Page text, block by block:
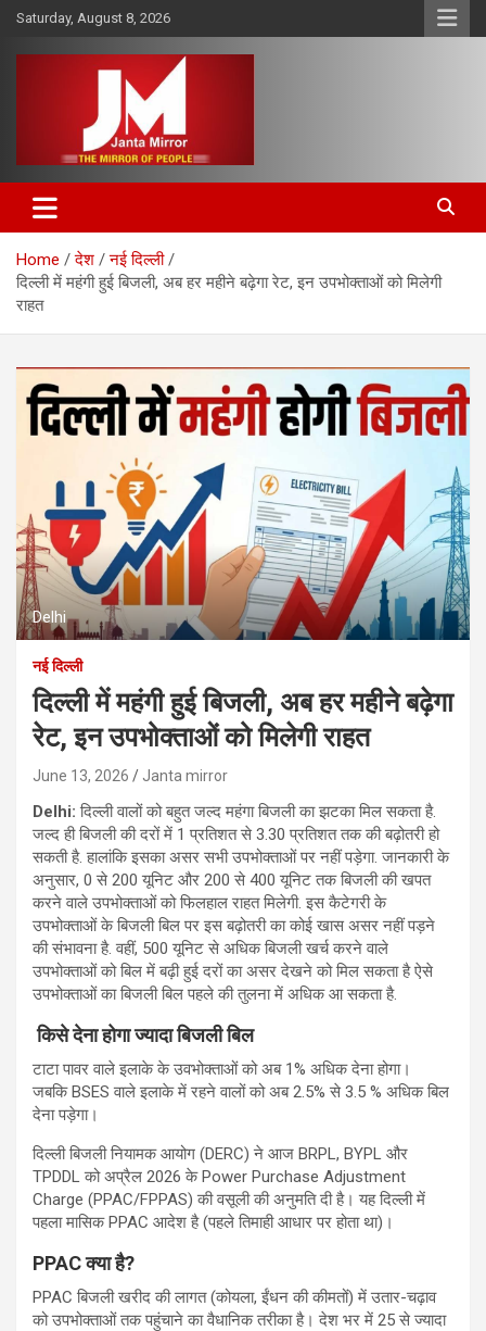
Skip
content
Saturday, August 8, 2026
Janta Mirror
Home देश
नई दिल्ली
दिल्ली में महंगी हुई बिजली, अब हर महीने बढ़ेगा रेट, इन उपभोक्ताओं को मिलेगी
राहत
Delhi
नई दिल्ली
दिल्ली में महंगी हुई बिजली, अब हर महीने बढ़ेगा
रेट, इन उपभोक्ताओं को मिलेगी राहत
June 13, 2026 Janta mirror
Delhi:दिल्ली वालों को बहुत जल्द महंगा बिजली का झटका मिल सकता है.
जल्द ही बिजली की दरों में 1 प्रतिशत से 3.30 प्रतिशत तक की बढ़ोतरी हो
सकती है. हालांकि इसका असर सभी उपभोक्ताओं पर नहीं पड़ेगा. जानकारी के
अनुसार, 0 से 200 यूनिट और 200 से 400 यूनिट तक बिजली की खपत
करने वाले उपभोक्ताओं को फिलहाल राहत मिलेगी. इस कैटेगरी के
उपभोक्ताओं के बिजली बिल पर इस बढ़ोतरी का कोई खास असर नहीं पड़ने
की संभावना है. वहीं, 500 यूनिट से अधिक बिजली खर्च करने वाले
उपभोक्ताओं को बिल में बढ़ी हुई दरों का असर देखने को मिल सकता है ऐसे
उपभोक्ताओं का बिजली बिल पहले की तुलना में अधिक आ सकता है.
किसे देना होगा ज्यादा बिजली बिल
टाटा पावर वाले इलाके के उवभोक्ताओं को अब 1% अधिक देना होगा।
जबकि BSES वाले इलाके में रहने वालों को अब 2.5% से 3.5 % अधिक बिल
देना पड़ेगा।
दिल्ली बिजली नियामक आयोग (DERC) ने आज BRPL, BYPL और
TPDDL को अप्रैल 2026 के Power Purchase Adjustment
Charge (PPAC/FPPAS) की वसूली की अनुमति दी है। यह दिल्ली में
पहला मासिक PPAC आदेश है (पहले तिमाही आधार पर होता था)।
PPACक्या है?
PPAC बिजली खरीद की लागत (कोयला, ईंधन की कीमतों) में उतार-चढ़ाव
को उपभोक्ताओं तक पहुंचाने का वैधानिक तरीका है। देश भर में 25 से ज्यादा